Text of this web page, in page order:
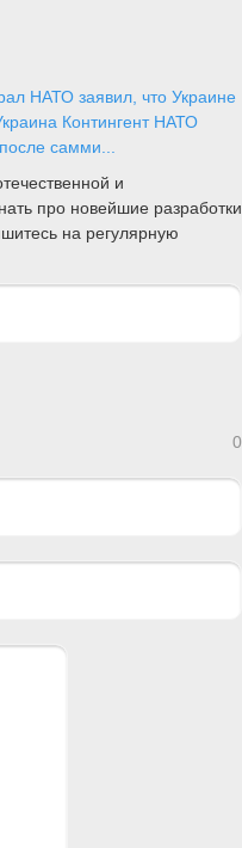
НАТО заявил, что Украине
Контингент НАТО
самми...
и
про новейшие разработки
на регулярную
0